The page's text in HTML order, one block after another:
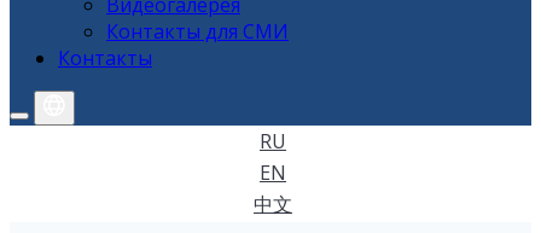
Контакты для СМИ
Контакты
RU
EN
中文